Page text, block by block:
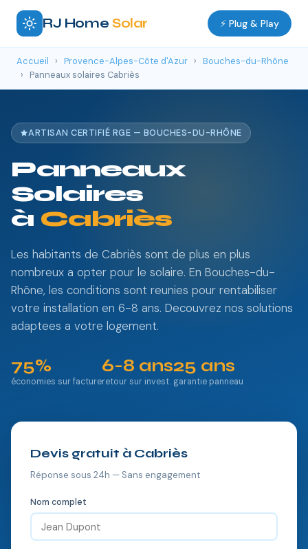
RJ Home Solar ⚡ Plug & Play
Accueil › Provence-Alpes-Côte d'Azur › Bouches-du-Rhône
›
Panneaux solaires Cabriès
ARTISAN CERTIFIÉ RGE — BOUCHES-DU-RHÔNE
Panneaux
Solaires
à Cabriès
Les habitants de Cabriès sont de plus en plus
nombreux a opter pour le solaire. En Bouches-du-
Rhône, les conditions sont reunies pour rentabiliser
votre installation en 6-8 ans. Decouvrez nos solutions
adaptees a votre logement.
75%
économies sur facture
6-8 ans
retour sur invest.
25 ans
garantie panneau
Devis gratuit à Cabriès
Réponse sous 24h — Sans engagement
Nom complet